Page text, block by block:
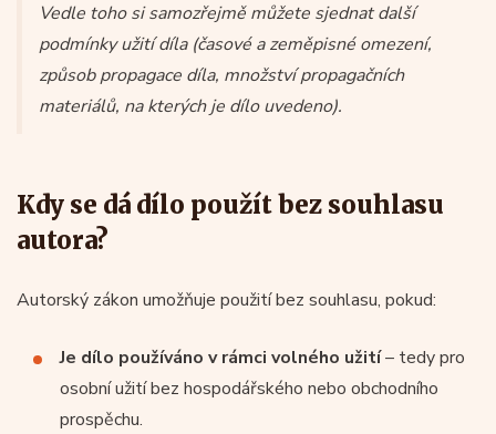
Vedle toho si samozřejmě můžete sjednat další
podmínky užití díla (časové a zeměpisné omezení,
způsob propagace díla, množství propagačních
materiálů, na kterých je dílo uvedeno).
Kdy se dá dílo použít bez souhlasu
autora?
Autorský zákon umožňuje použití bez souhlasu, pokud:
Je dílo používáno v rámci volného užití– tedy pro
osobní užití bez hospodářského nebo obchodního
prospěchu.